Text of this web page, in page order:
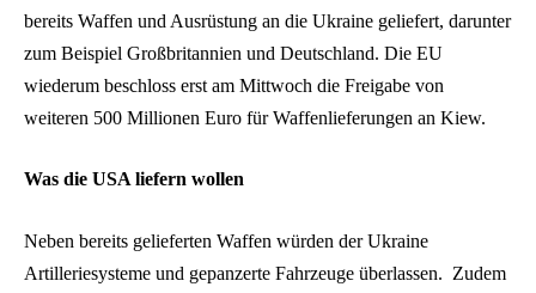
bereits Waffen und Ausrüstung an die Ukraine geliefert, darunter
zum Beispiel Großbritannien und Deutschland. Die EU
wiederum beschloss erst am Mittwoch die Freigabe von
weiteren 500 Millionen Euro für Waffenlieferungen an Kiew.
Was die USA liefern wollen
Neben bereits gelieferten Waffen würden der Ukraine
Artilleriesysteme und gepanzerte Fahrzeuge überlassen. Zudem